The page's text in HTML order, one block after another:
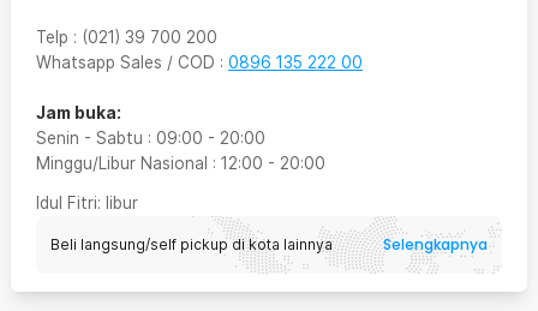
Telp : (021) 39 700 200
Whatsapp Sales / COD : 0896 135 222 00
Jam buka:
Senin - Sabtu : 09:00 - 20:00
Minggu/Libur Nasional : 12:00 - 20:00
Idul Fitri: libur
Beli langsung/self pickup di kota lainnya Selengkapnya